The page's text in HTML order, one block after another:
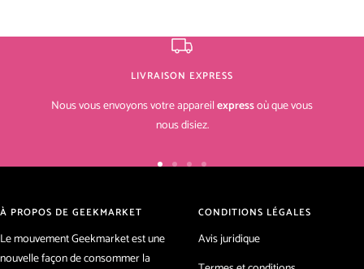
LIVRAISON EXPRESS
Nous vous envoyons votre appareilexpressoù que vous
nous disiez.
AllerAllerAller
slide
Aller
slide
4
À PROPOS DE GEEKMARKET
Le mouvement Geekmarket est une
nouvelle façon de consommer la
CONDITIONS LÉGALES
Avis juridique